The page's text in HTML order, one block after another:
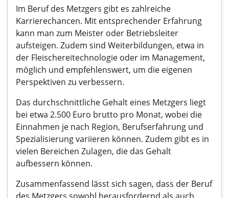
Im Beruf des Metzgers gibt es zahlreiche
Karrierechancen. Mit entsprechender Erfahrung
kann man zum Meister oder Betriebsleiter
aufsteigen. Zudem sind Weiterbildungen, etwa in
der Fleischereitechnologie oder im Management,
möglich und empfehlenswert, um die eigenen
Perspektiven zu verbessern.
Das durchschnittliche Gehalt eines Metzgers liegt
bei etwa 2.500 Euro brutto pro Monat, wobei die
Einnahmen je nach Region, Berufserfahrung und
Spezialisierung variieren können. Zudem gibt es in
vielen Bereichen Zulagen, die das Gehalt
aufbessern können.
Zusammenfassend lässt sich sagen, dass der Beruf